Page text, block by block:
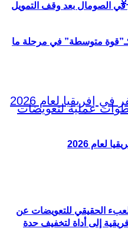
الصومال بعد وقف التمويل
الحقيقي للتعويضات عن
متوسطة” في مرحلة ما
إلى أداة لتخفيف حدة